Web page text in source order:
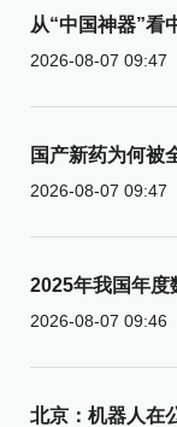
从“中国神器”看
2026-08-07 09:47
国产新药为何被
2026-08-07 09:47
2025年我国年度
2026-08-07 09:46
北京：机器人在